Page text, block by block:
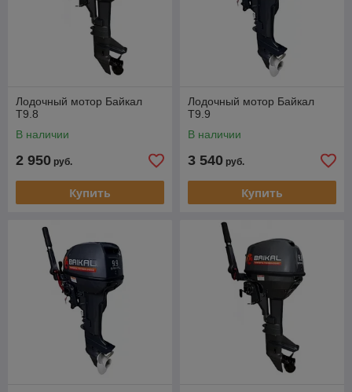
Лодочный мотор Байкал
T9.8
В наличии
2 950 руб.
Купить
Лодочный мотор Байкал
T9.9
В наличии
3 540 руб.
Купить